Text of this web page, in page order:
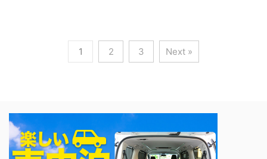
1 2 3 Next »